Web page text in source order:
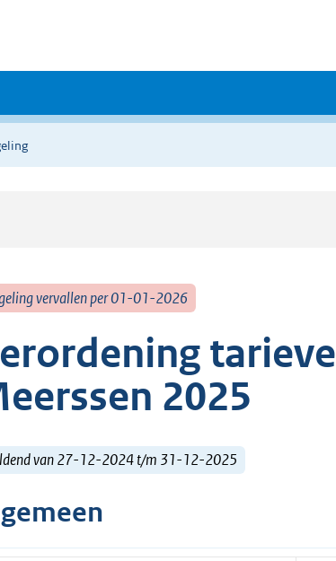
vervallen per 01-01-2026
2025
van 27-12-2024 t/m 31-12-2025